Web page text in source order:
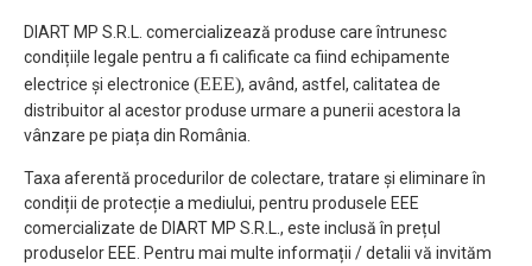
DIART MP S.R.L. comercializează produse care întrunesc
condițiile legale pentru a fi calificate ca fiind echipamente
electrice și electronice (EEE), având, astfel, calitatea de
distribuitor al acestor produse urmare a punerii acestora la
vânzare pe piața din România.
Taxa aferentă procedurilor de colectare, tratare și eliminare în
condiții de protecție a mediului, pentru produsele EEE
comercializate de DIART MP S.R.L., este inclusă în prețul
produselor EEE. Pentru mai multe informații / detalii vă invităm